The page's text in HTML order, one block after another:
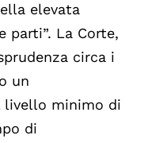
elevata
La Corte,
circa i
un
livello minimo di
di